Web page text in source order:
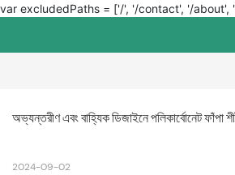
var excludedPaths = ['/', '/contact', '/
অভ্যন্তরীণ এবং বাহ্যিক ডিজাইনে পলিকার্বোনেট ফাঁপা
2024-09-02